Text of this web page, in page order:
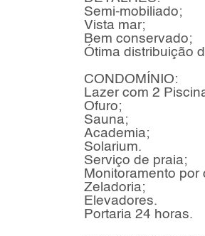
Semi-mobiliado;
Vista mar;
Bem conservado;
Ótima distribuição
CONDOMÍNIO:
Lazer com 2
Ofuro;
Sauna;
Academia;
Solarium.
Serviço de praia;
Monitoramento por
Zeladoria;
Elevadores.
Portaria 24 horas.